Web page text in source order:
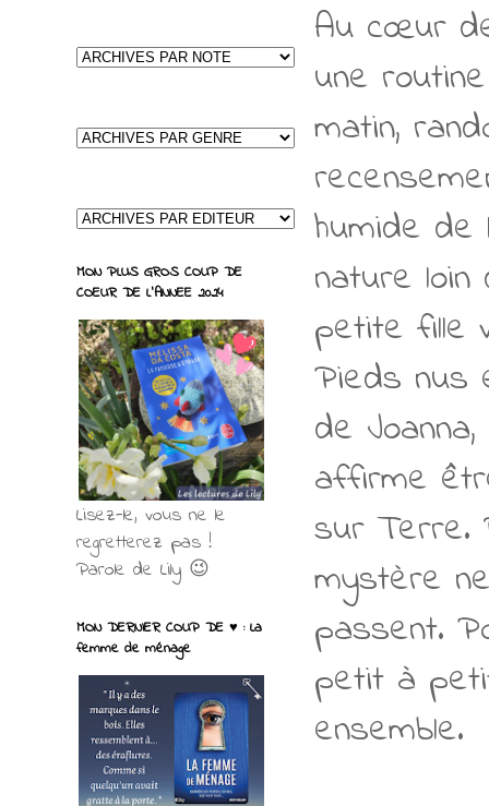
Au cœur
une
matin,
humide de
nature loin
petite fille
Pieds nus
de
affirme
sur Terre.
mystère
passent.
petit à
ensemble.
MON PLUS GROS COUP DE
COEUR DE L'ANNEE 2024
Lisez-le, vous ne le
regretterez pas !
Parole de Lily 😉
MON DERNIER COUP DE ♥ : La
femme de ménage